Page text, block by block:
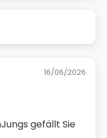
16/06/2026
gefällt Sie